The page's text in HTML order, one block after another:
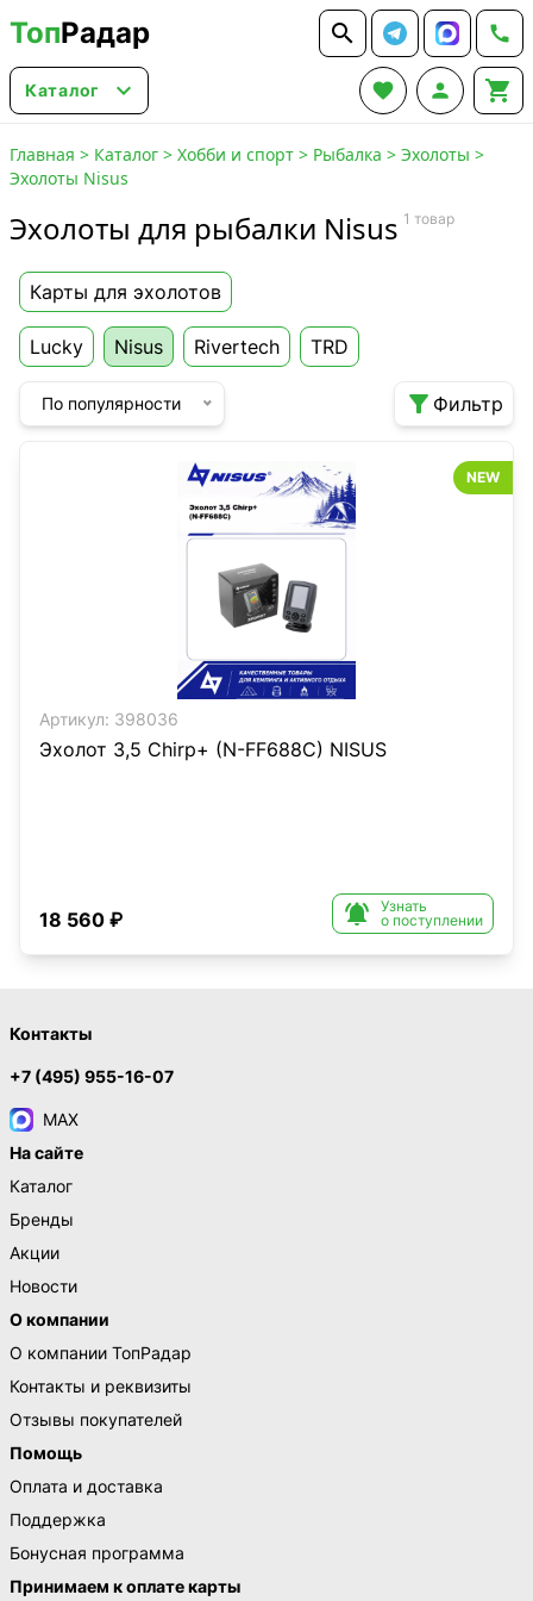
ТопРадар  
Каталог    
Главная > Каталог > Хобби и спорт > Рыбалка > Эхолоты >
Эхолоты Nisus
Эхолоты для рыбалки Nisus 1 товар
Карты для эхолотов
Lucky Nisus Rivertech TRD
По популярности  Фильтр
Артикул: 398036
Эхолот 3,5 Chirp+ (N-FF688C) NISUS
18 560 ₽ 
Узнать
о поступлении
NEW
Контакты
+7 (495) 955-16-07
MAX
На сайте
Каталог
Бренды
Акции
Новости
О компании
О компании ТопРадар
Контакты и реквизиты
Отзывы покупателей
Помощь
Оплата и доставка
Поддержка
Бонусная программа
Принимаем к оплате карты